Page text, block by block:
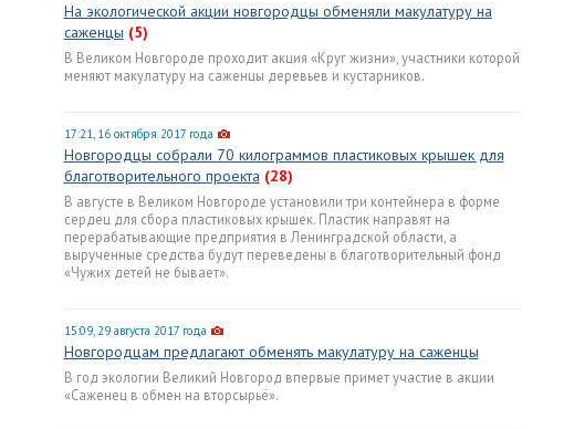
На экологической акции новгородцы обменяли макулатуру на
саженцы (5)
В Великом Новгороде проходит акция «Круг жизни», участники которой
меняют макулатуру на саженцы деревьев и кустарников.
17:21, 16 октября 2017 года
Новгородцы собрали 70 килограммов пластиковых крышек для
благотворительного проекта (28)
В августе в Великом Новгороде установили три контейнера в форме
сердец для сбора пластиковых крышек. Пластик направят на
перерабатывающие предприятия в Ленинградской области, а
вырученные средства будут переведены в благотворительный фонд
«Чужих детей не бывает».
15:09, 29 августа 2017 года
Новгородцам предлагают обменять макулатуру на саженцы
В год экологии Великий Новгород впервые примет участие в акции
«Саженец в обмен на вторсырьё».